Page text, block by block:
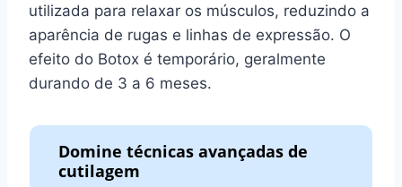
utilizada para relaxar os músculos, reduzindo a
aparência de rugas e linhas de expressão. O
efeito do Botox é temporário, geralmente
durando de 3 a 6 meses.
Domine técnicas avançadas de
cutilagem